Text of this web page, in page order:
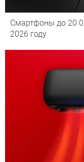
Смартфоны до 20
2026 году